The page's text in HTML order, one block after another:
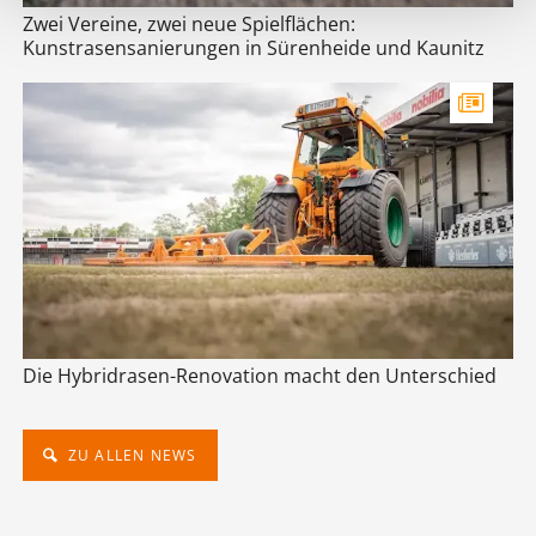
Zwei Vereine, zwei neue Spielflächen:
Kunstrasensanierungen in Sürenheide und Kaunitz
Die Hybridrasen-Renovation macht den Unterschied
ZU ALLEN NEWS